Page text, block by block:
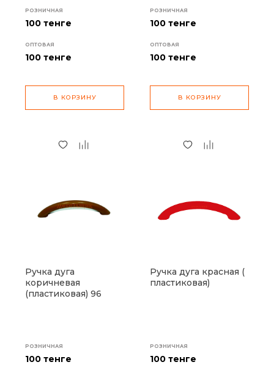
РОЗНИЧНАЯ
100 тенге
ОПТОВАЯ
100 тенге
В КОРЗИНУ
РОЗНИЧНАЯ
100 тенге
ОПТОВАЯ
100 тенге
В КОРЗИНУ
Ручка дуга
коричневая
(пластиковая) 96
РОЗНИЧНАЯ
100 тенге
Ручка дуга красная (
пластиковая)
РОЗНИЧНАЯ
100 тенге